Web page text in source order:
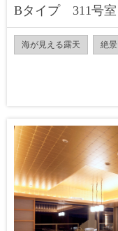
Bタイプ 311号室
海が見える露天 絶景